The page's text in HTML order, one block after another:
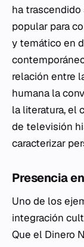
ha
popular para
y temático en
relación entre
humana la
la literatura, el
de televisión
caracterizar
Presencia
Uno de los
integración
Que el Dinero